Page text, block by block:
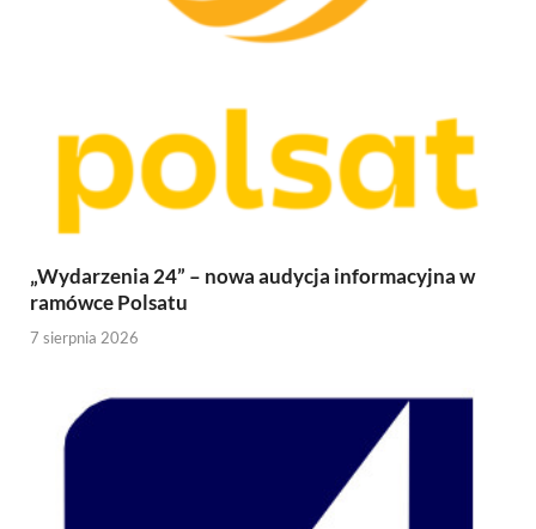
„Wydarzenia 24” – nowa audycja informacyjna w
ramówce Polsatu
7 sierpnia 2026